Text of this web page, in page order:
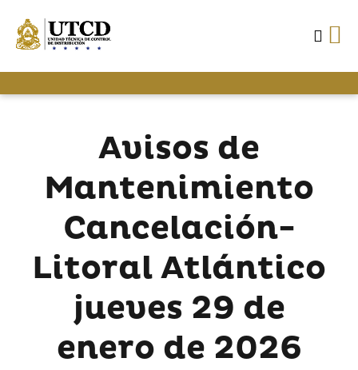
Avisos de
Mantenimiento
Cancelación-
Litoral Atlántico
jueves 29 de
enero de 2026